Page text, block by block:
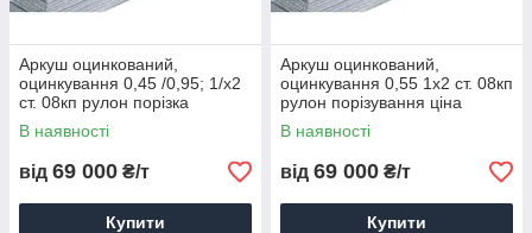
Аркуш оцинкований,
оцинкування 0,45 /0,95; 1/х2
ст. 08кп рулон порізка
доставка ціна
В наявності
від 69 000 ₴/т
Купити
Аркуш оцинкований,
оцинкування 0,55 1х2 ст. 08кп
рулон порізування ціна
В наявності
від 69 000 ₴/т
Купити